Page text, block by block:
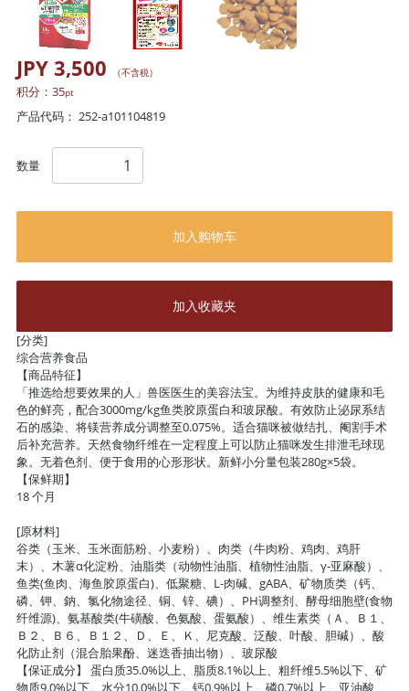
JPY 3,500 （不含税）
积分： 35pt
产品代码： 252-a101104819
数量
加入购物车
加入收藏夹
[分类]
综合营养食品
【商品特征】
「推选给想要效果的人」兽医医生的美容法宝。为维持皮肤的健康和毛
色的鲜亮，配合3000mg/kg鱼类胶原蛋白和玻尿酸。有效防止泌尿系结
石的感染、将镁营养成分调整至0.075%。适合猫咪被做结扎、阉割手术
后补充营养。天然食物纤维在一定程度上可以防止猫咪发生排泄毛球现
象。无着色剂、便于食用的心形形状。新鲜小分量包装280g×5袋。
【保鲜期】
18 个月
[原材料]
谷类（玉米、玉米面筋粉、小麦粉）、肉类（牛肉粉、鸡肉、鸡肝
末）、木薯α化淀粉、油脂类（动物性油脂、植物性油脂、γ‐亚麻酸）、
鱼类(鱼肉、海鱼胶原蛋白)、低聚糖、L-肉碱、gABA、矿物质类（钙、
磷、钾、鈉、氯化物途径、铜、锌、碘）、PH调整剂、酵母细胞壁(食物
纤维源)、氨基酸类(牛磺酸、色氨酸、蛋氨酸）、维生素类（Ａ、Ｂ１、
Ｂ２、Ｂ６、Ｂ１２、Ｄ、Ｅ、Ｋ、尼克酸、泛酸、叶酸、胆碱）、酸
化防止剂（混合胎果酚、迷迭香抽出物）、玻尿酸
【保证成分】 蛋白质35.0%以上、脂质8.1%以上、粗纤维5.5%以下、矿
物质9.0%以下、水分10.0%以下、钙0.9%以上、磷0.7%以上、亚油酸